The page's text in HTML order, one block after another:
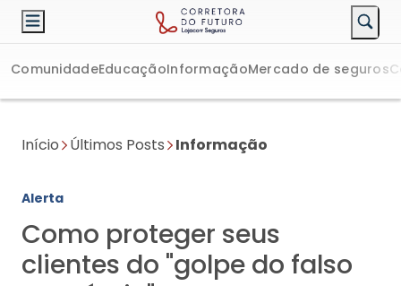
ComunidadeEducaçãoInformaçãoMercado de seguros
Início Últimos Posts Informação
Alerta
Como proteger seus
clientes do "golpe do falso